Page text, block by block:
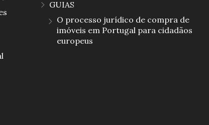
GUIAS
O processo jurídico de compra de
imóveis em Portugal para cidadãos
europeus